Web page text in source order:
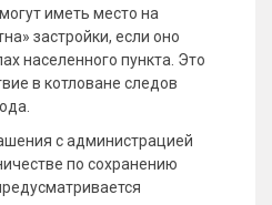
иметь место на
застройки, если оно
населенного пункта. Это
в котловане следов
с администрацией
по сохранению